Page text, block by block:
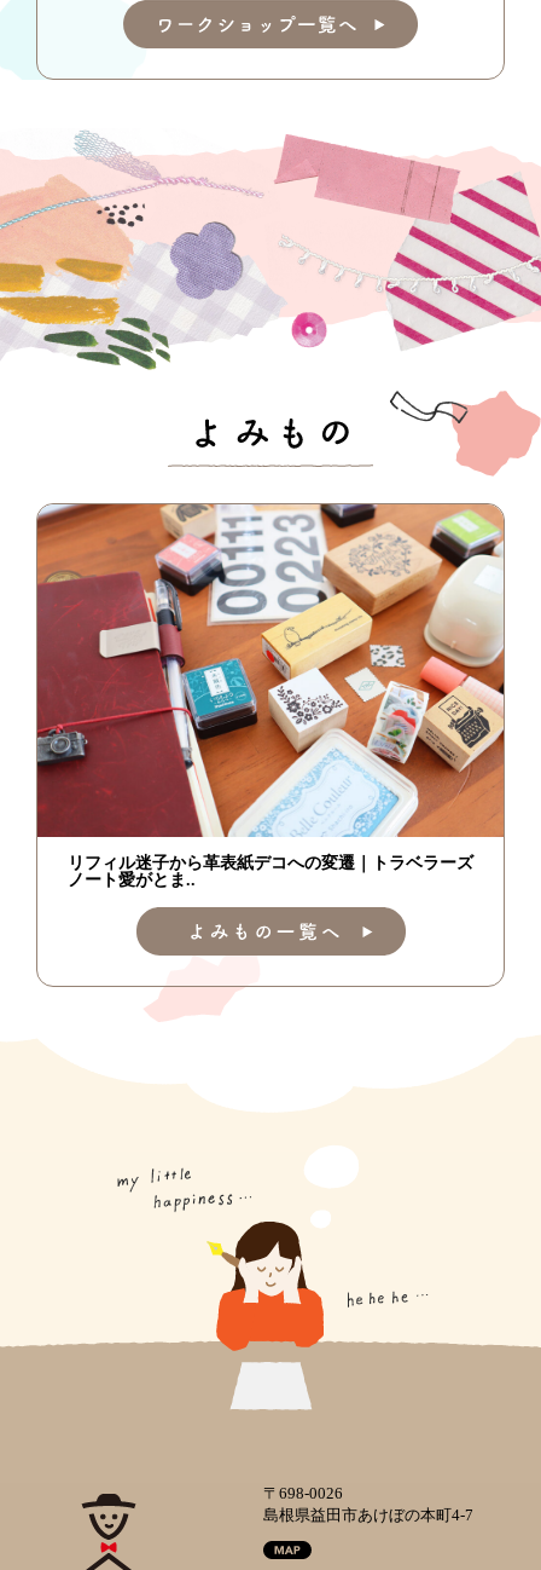
リフィル迷子から革表紙デコへの変遷｜トラベラーズ
ノート愛がとま..
〒698-0026
島根県益田市あけぼの本町4-7